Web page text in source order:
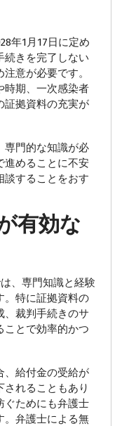
年1月17日に定め
続きを完了しない
意が必要です。
時期、一次感染者
証拠資料の充実が
門的な知識が必
進めることに不安
談することをおす
有効な
、専門知識と経験
。特に証拠資料の
、裁判手続きのサ
ことで効率的かつ
給付金の受給が
れることもあり
ぐためにも弁護士
。弁護士による無